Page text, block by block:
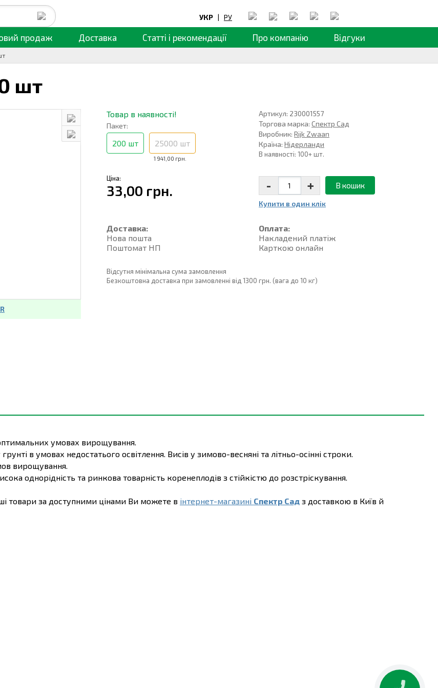
УКР | РУ
продаж Доставка Статті і рекомендації Про компанію Відгуки
шт
Товар в наявності!
Пакет:
200 шт
1 941,00 грн.
25000 шт
Артикул: 230001557
Торгова марка:Спектр Сад
Виробник:Rijk Zwaan
Країна:Нідерланди
В наявності: 100+ шт.
Ціна:
33,00 грн. - + В кошик
Купити в один клiк
Доставка:
Нова пошта
Поштомат НП
Оплата:
Накладений платiж
Карткою онлайн
Відсутня мінімальна сума замовлення
Безкоштовна доставка при замовленні від 1300 грн. (вага до 10 кг)
умовах вирощування.
в умовах недостатього освітлення. Висів у зимово-весняні та літньо-осінні строки.
вирощування.
однорідність та ринкова товарність коренеплодів з стійкістю до розстріскування.
товари за доступними цінами Ви можете в інтернет-магазині Спектр Сад з доставкою в Київ й